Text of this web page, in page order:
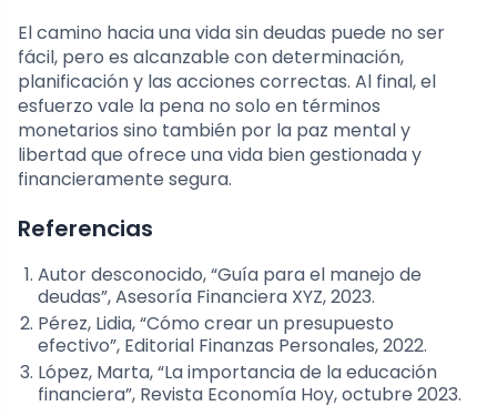
El camino hacia una vida sin deudas puede no ser
fácil, pero es alcanzable con determinación,
planificación y las acciones correctas. Al final, el
esfuerzo vale la pena no solo en términos
monetarios sino también por la paz mental y
libertad que ofrece una vida bien gestionada y
financieramente segura.
Referencias
Autor desconocido, “Guía para el manejo de
deudas”, Asesoría Financiera XYZ, 2023.
Pérez, Lidia, “Cómo crear un presupuesto
efectivo”, Editorial Finanzas Personales, 2022.
López, Marta, “La importancia de la educación
financiera”, Revista Economía Hoy, octubre 2023.